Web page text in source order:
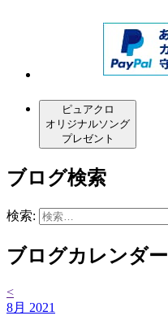
ピュアクロ
オリジナルソング
プレゼント
ブログ検索
検索:
ブログカレンダー
<
8月 2021